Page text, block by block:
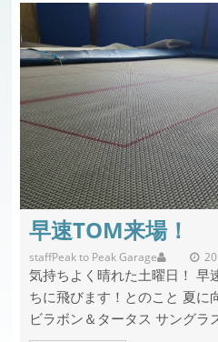
早速TOM来場！
staffPeak to Peak Garage
気持ちよく晴れた土曜日！ 早
ちに飛びます！とのこと 夏に
ビラボン＆タータス サングラ